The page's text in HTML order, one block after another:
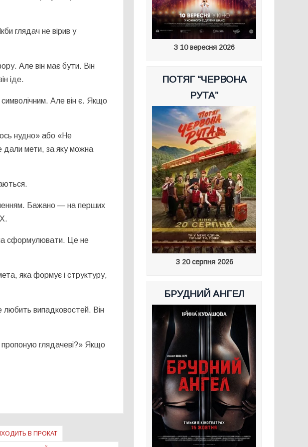
глядач не вірив у
Але він має бути. Він
іде.
Але він є. Якщо
нудно» або «Не
дали мети, за яку можна
Бажано — на перших
сформулювати. Це не
яка формує і структуру,
любить випадковостей. Він
пропоную глядачеві?» Якщо
В ПРОКАТ
З 10 вересня 2026
ПОТЯГ “ЧЕРВОНА
РУТА”
З 20 серпня 2026
БРУДНИЙ АНГЕЛ